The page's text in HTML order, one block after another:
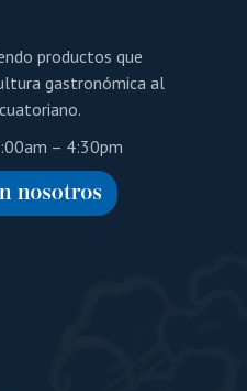
productos que
gastronómica al
– 4:30pm